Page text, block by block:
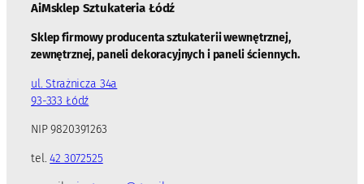
AiMsklep Sztukateria Łódź
Sklep firmowy producenta sztukaterii wewnętrznej,
zewnętrznej, paneli dekoracyjnych i paneli ściennych.
ul. Strażnicza 34a
93-333 Łódź
NIP 9820391263
tel.42 3072525